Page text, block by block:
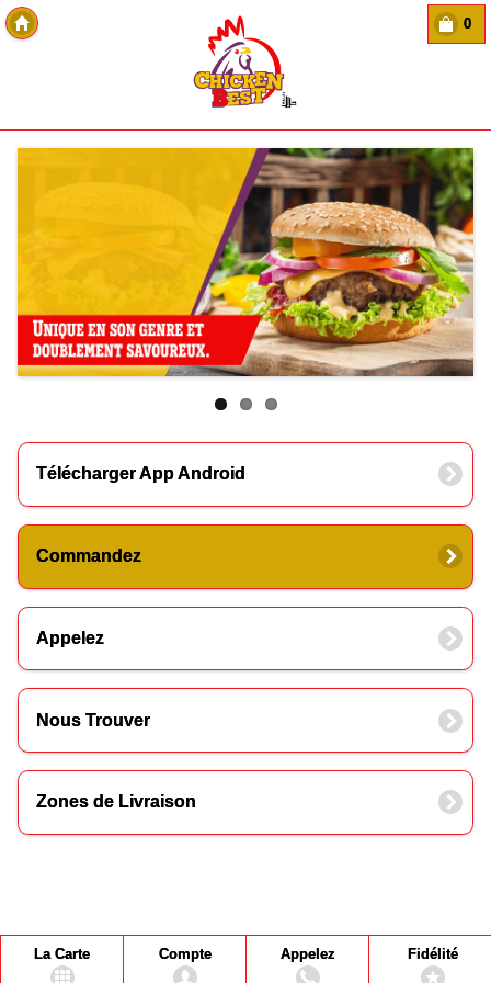
0
Télécharger App Android
Commandez
Appelez
Nous Trouver
Zones de Livraison
La Carte Compte Appelez Fidélité
Copyright Des-click